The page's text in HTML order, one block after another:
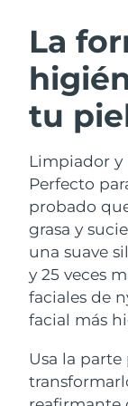
La
tu
Limpiador y
Perfecto
probado
grasa y
una suave
y 25 veces
faciales de
facial más
Usa la
Limpieza
Hidratación
Antiedad
Austria
Baréin
Bélgica
Bermudas
Bosnia y
Brunéi
Bulgaria
Canadá
Chile